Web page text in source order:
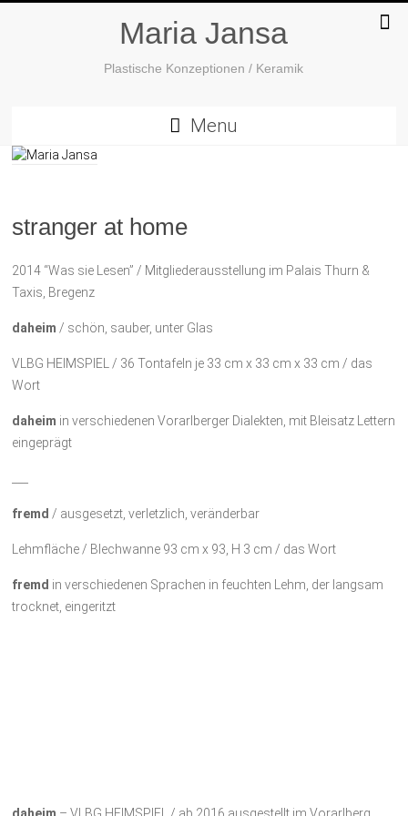
Maria Jansa
Plastische Konzeptionen / Keramik
Menu
stranger at home
2014 “Was sie Lesen” / Mitgliederausstellung im Palais Thurn &
Taxis, Bregenz
daheim / schön, sauber, unter Glas
VLBG HEIMSPIEL / 36 Tontafeln je 33 cm x 33 cm x 33 cm / das
Wort
daheim in verschiedenen Vorarlberger Dialekten, mit Bleisatz Lettern
eingeprägt
fremd / ausgesetzt, verletzlich, veränderbar
Lehmfläche / Blechwanne 93 cm x 93, H 3 cm / das Wort
fremd in verschiedenen Sprachen in feuchten Lehm, der langsam
trocknet, eingeritzt